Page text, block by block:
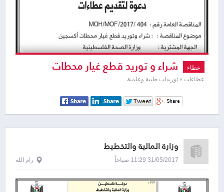
عطاء شراء و توريد قطع غيار محطات
اوكسجين
عطاءات » توريدات طبية وعلمية
وزارة المالية والتخطيط
31/05/2017 11:29 صباحاً رام الله